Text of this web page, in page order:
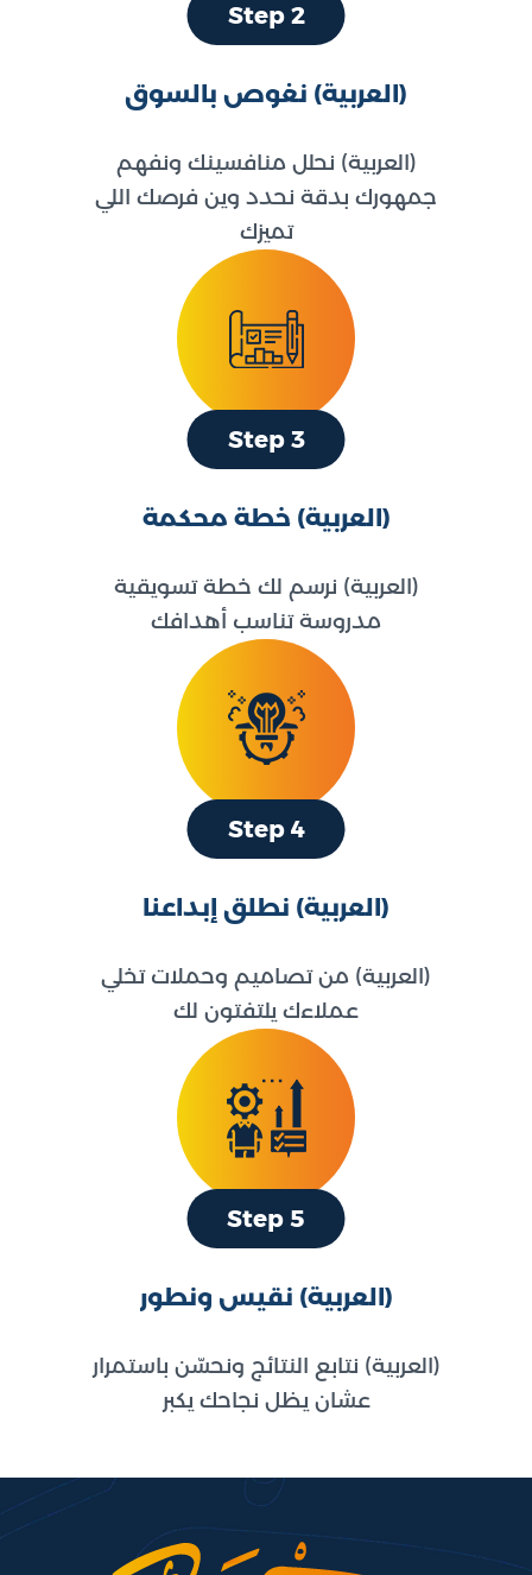
Step 2
(العربية) نغوص بالسوق
(العربية) نحلل منافسينك ونفهم
جمهورك بدقة نحدد وين فرصك اللي
تميزك
Step 3
(العربية) خطة محكمة
(العربية) نرسم لك خطة تسويقية
مدروسة تناسب أهدافك
Step 4
(العربية) نطلق إبداعنا
(العربية) من تصاميم وحملات تخلي
عملاءك يلتفتون لك
Step 5
(العربية) نقيس ونطور
(العربية) نتابع النتائج ونحسّن باستمرار
عشان يظل نجاحك يكبر